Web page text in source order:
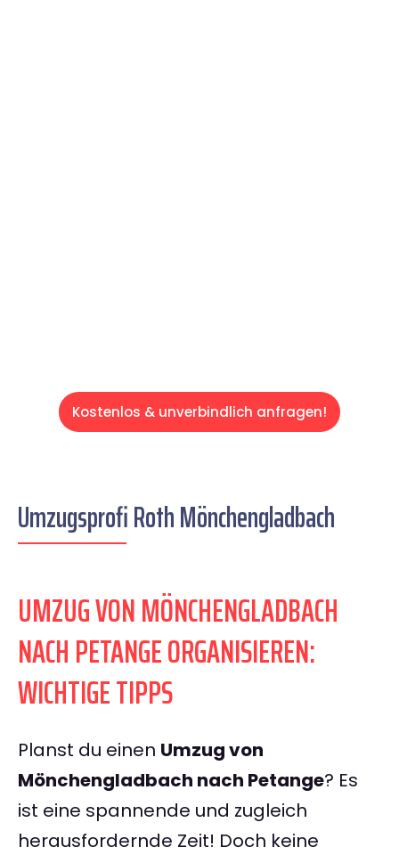
Kostenlos & unverbindlich anfragen!
Umzugsprofi Roth Mönchengladbach
UMZUG VON MÖNCHENGLADBACH
NACH PETANGE ORGANISIEREN:
WICHTIGE TIPPS
Planst du einen Umzug von
Mönchengladbach nach Petange? Es
ist eine spannende und zugleich
herausfordernde Zeit! Doch keine